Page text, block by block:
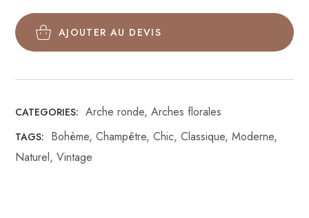
AJOUTER AU DEVIS
CATEGORIES: Arche ronde,Arches florales
TAGS: Bohème,Champêtre,Chic,Classique,Moderne,
Naturel,Vintage